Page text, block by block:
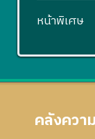
หน้าพิเศษ
คลังควา